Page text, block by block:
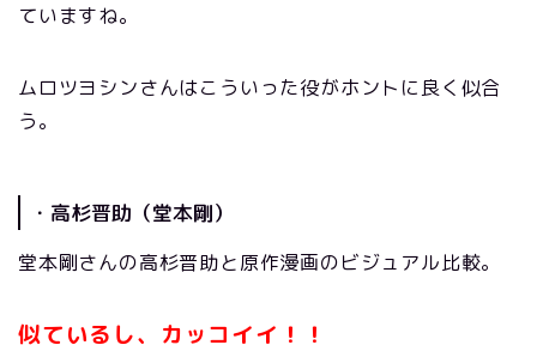
ていますね。
ムロツヨシンさんはこういった役がホントに良く似合
う。
・高杉晋助（堂本剛）
堂本剛さんの高杉晋助と原作漫画のビジュアル比較。
似ているし、カッコイイ！！